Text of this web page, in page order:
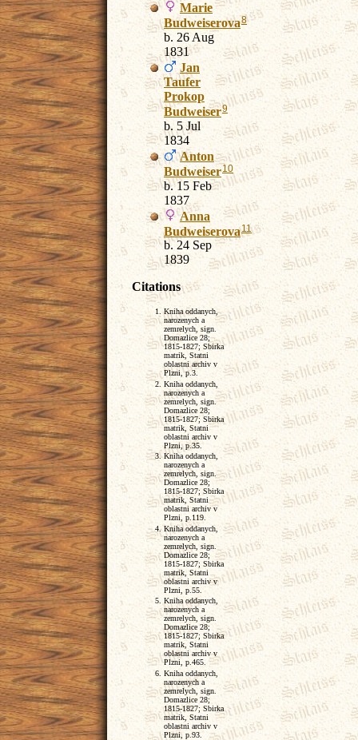
Marie
Budweiserova8
b. 26 Aug
1831
Jan
Taufer
Prokop
Budweiser9
b. 5 Jul
1834
Anton
Budweiser10
b. 15 Feb
1837
Anna
Budweiserova11
b. 24 Sep
1839
Citations
Kniha oddanych,
narozenych a
zemrelych, sign.
Domazlice 28;
1815-1827; Sbirka
matrik, Statni
oblastni archiv v
Plzni, p.3.
Kniha oddanych,
narozenych a
zemrelych, sign.
Domazlice 28;
1815-1827; Sbirka
matrik, Statni
oblastni archiv v
Plzni, p.35.
Kniha oddanych,
narozenych a
zemrelych, sign.
Domazlice 28;
1815-1827; Sbirka
matrik, Statni
oblastni archiv v
Plzni, p.119.
Kniha oddanych,
narozenych a
zemrelych, sign.
Domazlice 28;
1815-1827; Sbirka
matrik, Statni
oblastni archiv v
Plzni, p.55.
Kniha oddanych,
narozenych a
zemrelych, sign.
Domazlice 28;
1815-1827; Sbirka
matrik, Statni
oblastni archiv v
Plzni, p.465.
Kniha oddanych,
narozenych a
zemrelych, sign.
Domazlice 28;
1815-1827; Sbirka
matrik, Statni
oblastni archiv v
Plzni, p.93.